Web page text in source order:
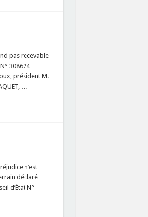
pas recevable
308624
président M.
…
n’est
déclaré
d’État N°